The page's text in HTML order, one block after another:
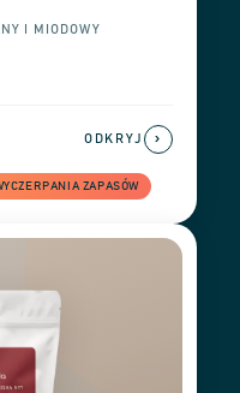
I MIODOWY
ZAPASÓW
ODKRYJ ›